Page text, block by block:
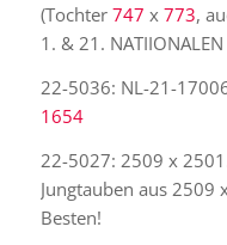
(Tochter 747 x 773,
1. & 21. NATIIONALEN
22-5036: NL-21-
1654
22-5027: 2509 x
Jungtauben aus 2509
Besten!